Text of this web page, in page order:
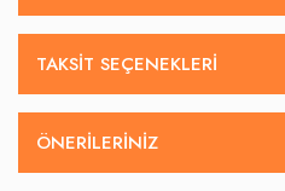
TAKSIT SEÇENEKLERI
ÖNERILERINIZ